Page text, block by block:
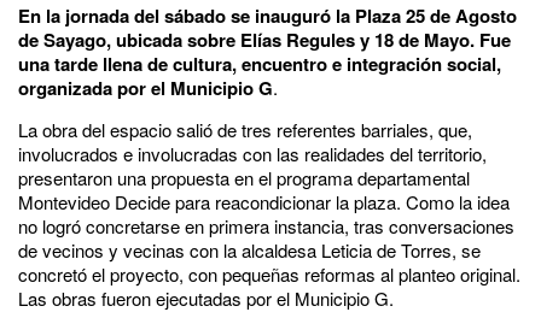
En la jornada del sábado se inauguró la Plaza 25 de Agosto
de Sayago, ubicada sobre Elías Regules y 18 de Mayo. Fue
una tarde llena de cultura, encuentro e integración social,
organizada por el Municipio G.
La obra del espacio salió de tres referentes barriales, que,
involucrados e involucradas con las realidades del territorio,
presentaron una propuesta en el programa departamental
Montevideo Decide para reacondicionar la plaza. Como la idea
no logró concretarse en primera instancia, tras conversaciones
de vecinos y vecinas con la alcaldesa Leticia de Torres, se
concretó el proyecto, con pequeñas reformas al planteo original.
Las obras fueron ejecutadas por el Municipio G.